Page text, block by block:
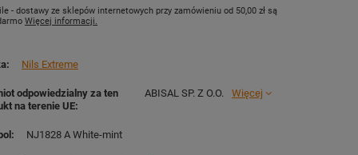
- dostawy ze sklepów internetowych przy zamówieniu od 50,00 zł są
Więcej informacji.
Nils Extreme
odpowiedzialny za ten
na terenie UE
ABISAL SP. Z O.O. Więcej
NJ1828 A White-mint